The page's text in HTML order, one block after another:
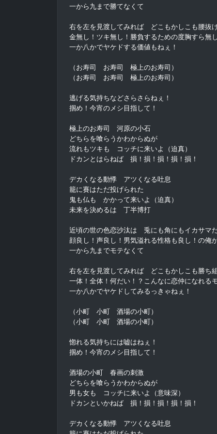
一から九まで勝てなくて
右を左を見渡してみれば　どこもかしこも腰抜
金無し！ツキ無し！勝負するための度胸すら無
一か八かでヤケドする価値もねぇ！
（お寿司　お寿司　極上のお寿司）
（お寿司　お寿司　極上のお寿司）
逃げる気持ちなどさらさらねぇ！
掴め！今宵のメシ目指して！
極上のお寿司　河原の小石
どちらを喰らうかわからぬが
流れもツキも　コッチに来いよ（迫真）
ドカンとはらねば　損！損！損！損！損！
デカくなる動悸　アツくなる吐息
籠に賽はただ投げられた
鬼も仏も　かかって来いよ（迫真）
未来を決めるは　丁半博打
近頃の世の色恋沙汰は　兎にも角にもイカサマ
顔良し！声良し！男気溢れる性格も良し！の俺
一から九までモテなくて
右を左を見渡してみれば　どこもかしこも勝ち
一体！全体！何だい！？こんなに恋仲になれる
一か八かでヤケドしてみるっきゃねぇ！
（小町　小町　酒場の小町）
（小町　小町　酒場の小町）
惚れる気持ちには嘘はねぇ！
掴め！今宵のメシ目指して！
酒場の小町　春画の刺激
どちらを喰らうかわからぬが
男も女も　コッチに来いよ（意味深）
ドカンといかねば　損！損！損！損！損！
デカくなる動悸　アツくなる吐息